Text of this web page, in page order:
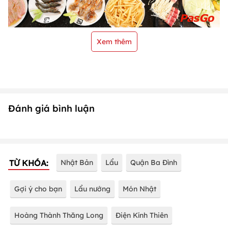
Xem thêm
Đánh giá bình luận
TỪ KHÓA: Nhật Bản Lẩu Quận Ba Đình
Gợi ý cho bạn Lẩu nướng Món Nhật
Hoàng Thành Thăng Long Điện Kính Thiên